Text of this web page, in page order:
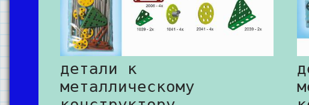
детали к
металлическому